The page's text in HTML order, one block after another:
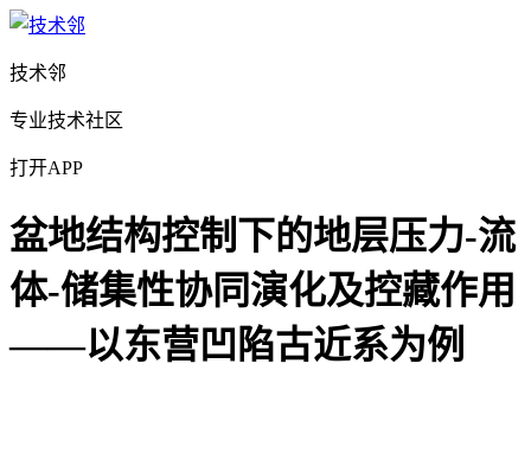
技术邻
专业技术社区
打开APP
盆地结构控制下的地层压力-流
体-储集性协同演化及控藏作用
——以东营凹陷古近系为例